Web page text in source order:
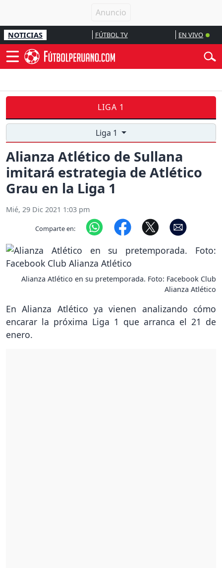
NOTICIAS FÚTBOL TV EN VIVO
LIGA 1
Liga 1
Alianza Atlético de Sullana
imitará estrategia de Atlético
Grau en la Liga 1
Mié, 29 Dic 2021 1:03 pm
Comparte en:
Alianza Atlético en su pretemporada. Foto: Facebook Club
Alianza Atlético
En Alianza Atlético ya vienen analizando cómo
encarar la próxima Liga 1 que arranca el 21 de
enero.